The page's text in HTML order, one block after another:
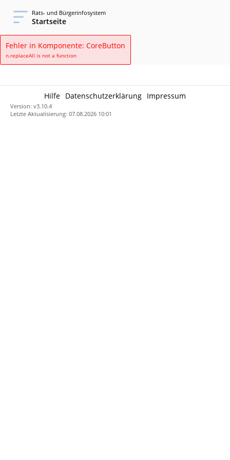
Rats- und Bürgerinfosystem
Startseite
Fehler in Komponente: CoreButton
n.replaceAll is not a function
Hilfe Datenschutzerklärung Impressum
Version: v3.10.4
Letzte Aktualisierung: 07.08.2026 10:01